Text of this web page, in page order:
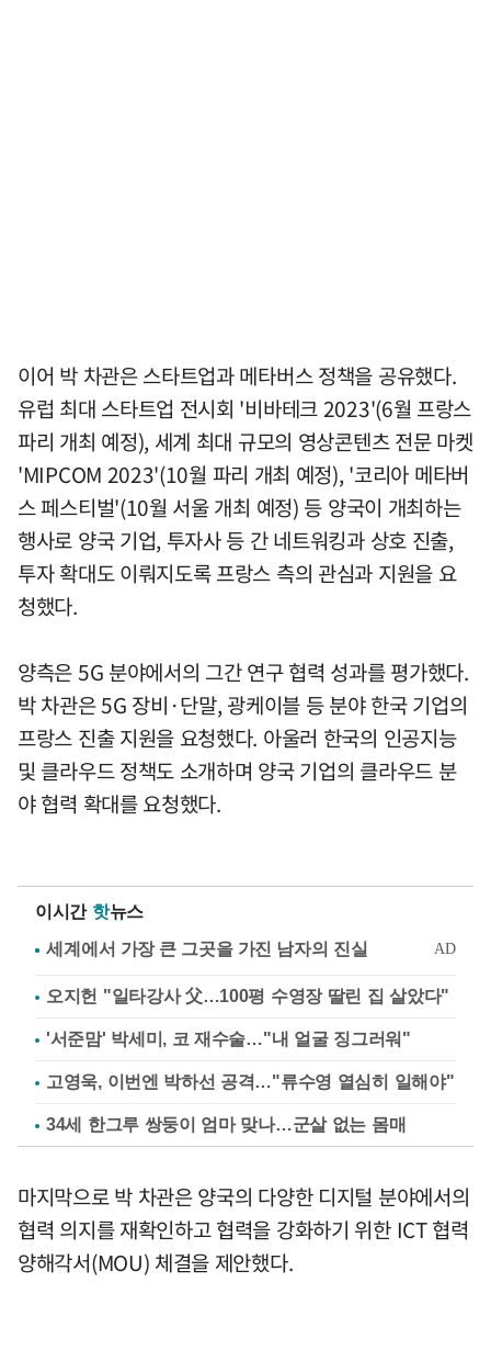
이어 박 차관은 스타트업과 메타버스 정책을 공유했다.
유럽 최대 스타트업 전시회 '비바테크 2023'(6월 프랑스
파리 개최 예정), 세계 최대 규모의 영상콘텐츠 전문 마켓
'MIPCOM 2023'(10월 파리 개최 예정), '코리아 메타버
스 페스티벌'(10월 서울 개최 예정) 등 양국이 개최하는
행사로 양국 기업, 투자사 등 간 네트워킹과 상호 진출,
투자 확대도 이뤄지도록 프랑스 측의 관심과 지원을 요
청했다.
양측은 5G 분야에서의 그간 연구 협력 성과를 평가했다.
박 차관은 5G 장비·단말, 광케이블 등 분야 한국 기업의
프랑스 진출 지원을 요청했다. 아울러 한국의 인공지능
및 클라우드 정책도 소개하며 양국 기업의 클라우드 분
야 협력 확대를 요청했다.
이시간 핫뉴스
오지헌 "일타강사 父…100평 수영장 딸린 집 살았다"
'서준맘' 박세미, 코 재수술…"내 얼굴 징그러워"
고영욱, 이번엔 박하선 공격…"류수영 열심히 일해야"
34세 한그루 쌍둥이 엄마 맞나…군살 없는 몸매
마지막으로 박 차관은 양국의 다양한 디지털 분야에서의
협력 의지를 재확인하고 협력을 강화하기 위한 ICT 협력
양해각서(MOU) 체결을 제안했다.